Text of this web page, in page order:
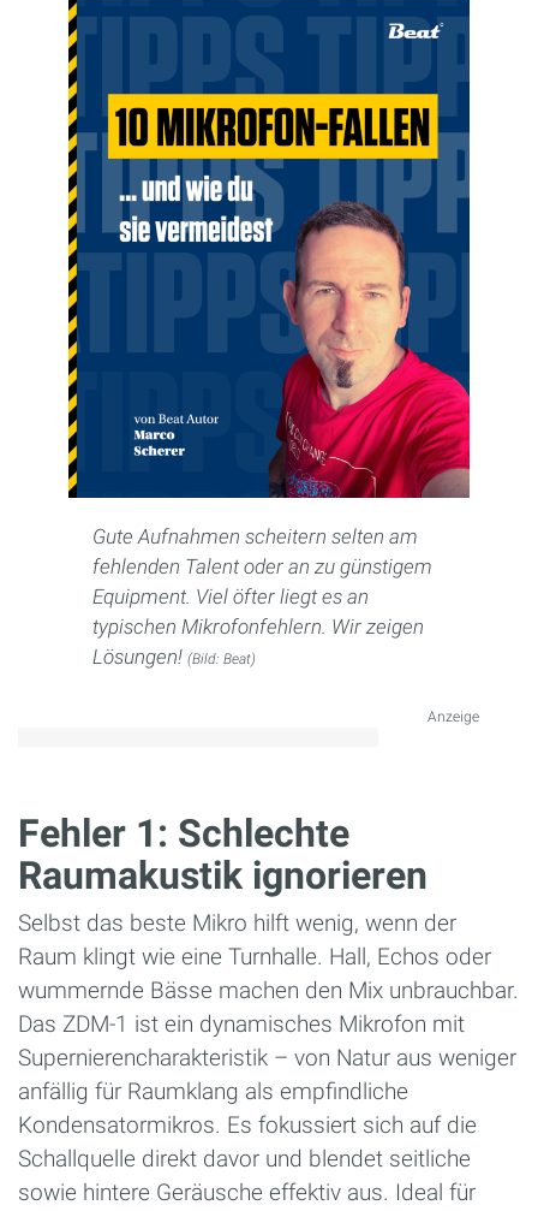
Gute Aufnahmen scheitern selten am
fehlenden Talent oder an zu günstigem
Equipment. Viel öfter liegt es an
typischen Mikrofonfehlern. Wir zeigen
Lösungen! (Bild: Beat)
Anzeige
Fehler 1: Schlechte
Raumakustik ignorieren
Selbst das beste Mikro hilft wenig, wenn der
Raum klingt wie eine Turnhalle. Hall, Echos oder
wummernde Bässe machen den Mix unbrauchbar.
Das ZDM-1 ist ein dynamisches Mikrofon mit
Supernierencharakteristik – von Natur aus weniger
anfällig für Raumklang als empfindliche
Kondensatormikros. Es fokussiert sich auf die
Schallquelle direkt davor und blendet seitliche
sowie hintere Geräusche effektiv aus. Ideal für